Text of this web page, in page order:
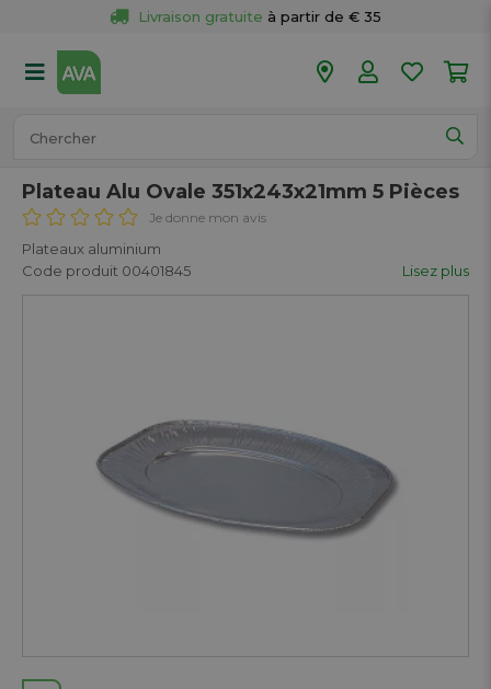
Livraison gratuite à partir de € 35
50 magasins
Plateau Alu Ovale 351x243x21mm 5 Pièces
Je donne mon avis
Plateaux aluminium
Code produit 00401845
Lisez plus